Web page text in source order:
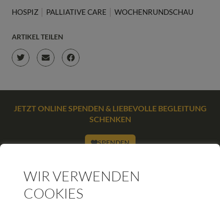
HOSPIZ PALLIATIVE CARE WOCHENRUNDSCHAU
ARTIKEL TEILEN
JETZT ONLINE SPENDEN & LIEBEVOLLE BEGLEITUNG
SCHENKEN
SPENDEN
WEITERE BEITRÄGE DIESER KATEGORIE
WIR VERWENDEN
COOKIES